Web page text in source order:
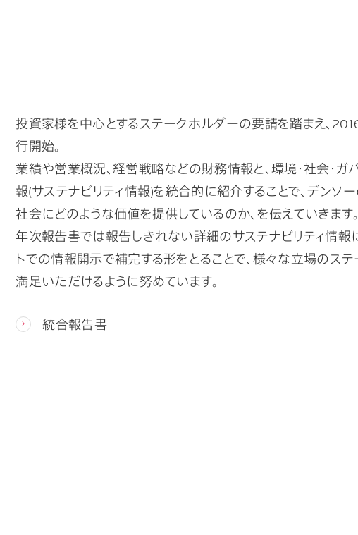
投資家様を中心とするステークホルダーの要請を踏まえ、
行開始。
業績や営業概況、経営戦略などの財務情報と、環境・社会・
報(サステナビリティ情報)を統合的に紹介することで、デンソ
社会にどのような価値を提供しているのか、を伝えていきます。
年次報告書では報告しきれない詳細のサステナビリティ情報
トでの情報開示で補完する形をとることで、様々な立場のス
満足いただけるように努めています。
統合報告書